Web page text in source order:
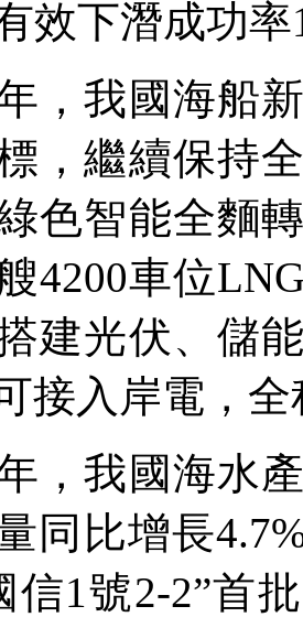
效下潛成功率
我國海船新
，繼續保持
色智能全麵
4200車位
建光伏、儲
接入岸電，
我國海水產
同比增長
信1號2-2”首